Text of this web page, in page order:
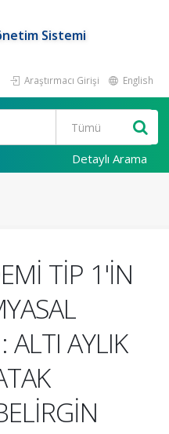
Sistemi
Araştırmacı Girişi English
Detaylı Arama
TİP 1'İN
ALTI AYLIK